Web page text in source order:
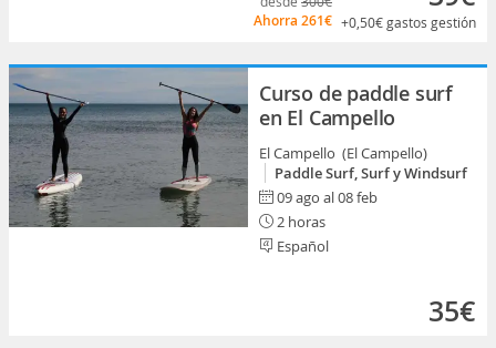
Ahorra 261€ +0,50€gastos gestión
Curso de paddle surf
en El Campello
El Campello (El Campello)
Paddle Surf, Surf y Windsurf
09 ago al 08 feb
2 horas
Español
35€